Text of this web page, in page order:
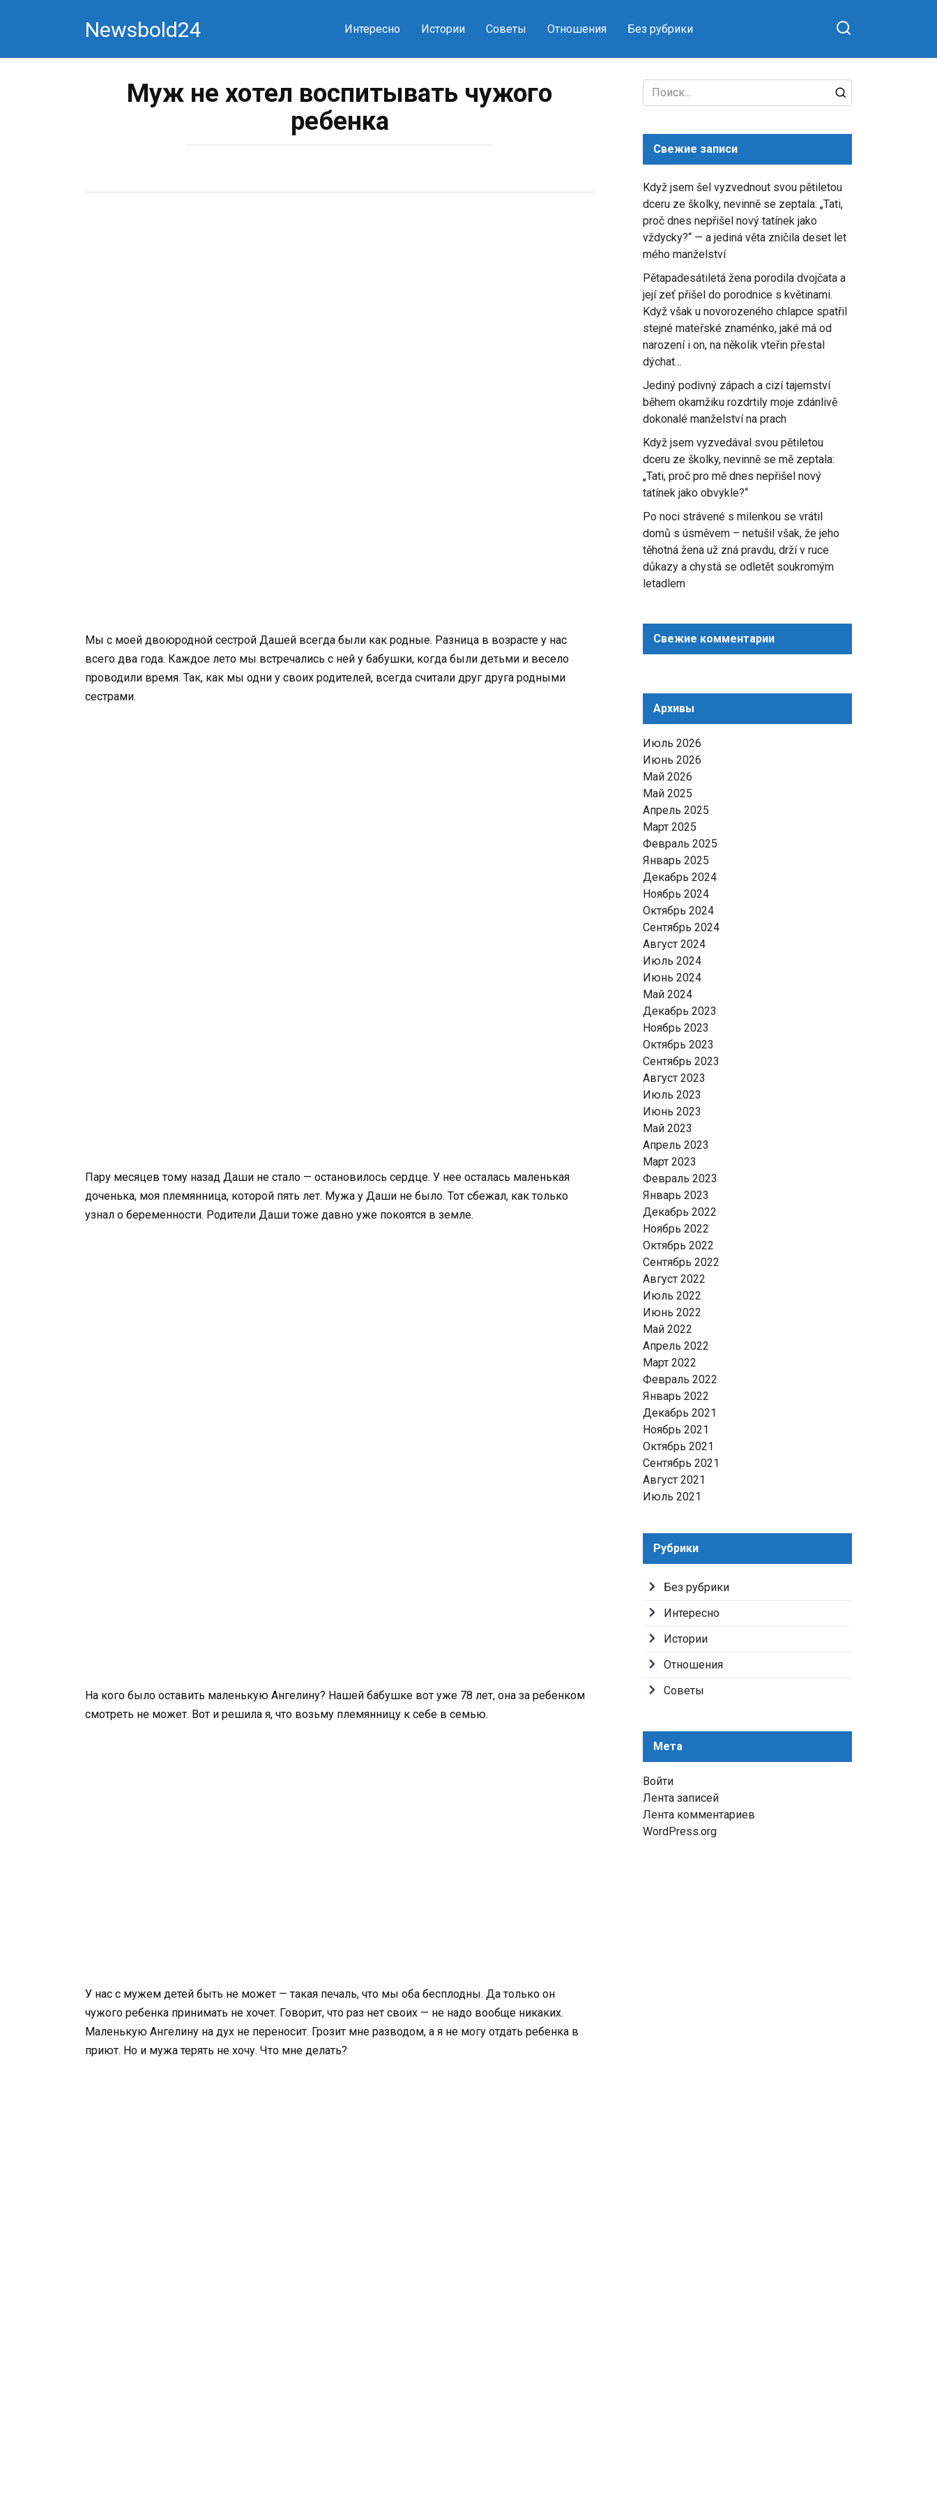
Newsbold24 Интересно Истории Советы Отношения Без рубрики
Муж не хотел воспитывать чужого
ребенка
Мы с моей двоюродной сестрой Дашей всегда были как родные. Разница в возрасте у нас
всего два года. Каждое лето мы встречались с ней у бабушки, когда были детьми и весело
проводили время. Так, как мы одни у своих родителей, всегда считали друг друга родными
сестрами.
Пару месяцев тому назад Даши не стало — остановилось сердце. У нее осталась маленькая
доченька, моя племянница, которой пять лет. Мужа у Даши не было. Тот сбежал, как только
узнал о беременности. Родители Даши тоже давно уже покоятся в земле.
На кого было оставить маленькую Ангелину? Нашей бабушке вот уже 78 лет, она за ребенком
смотреть не может. Вот и решила я, что возьму племянницу к себе в семью.
У нас с мужем детей быть не может — такая печаль, что мы оба бесплодны. Да только он
чужого ребенка принимать не хочет. Говорит, что раз нет своих — не надо вообще никаких.
Маленькую Ангелину на дух не переносит. Грозит мне разводом, а я не могу отдать ребенка в
приют. Но и мужа терять не хочу. Что мне делать?
Search
for:
Свежие записи
Když jsem šel vyzvednout svou pětiletou
dceru ze školky, nevinně se zeptala: „Tati,
proč dnes nepřišel nový tatínek jako
vždycky?“ — a jediná věta zničila deset let
mého manželství
Pětapadesátiletá žena porodila dvojčata a
její zeť přišel do porodnice s květinami.
Když však u novorozeného chlapce spatřil
stejné mateřské znaménko, jaké má od
narození i on, na několik vteřin přestal
dýchat…
Jediný podivný zápach a cizí tajemství
během okamžiku rozdrtily moje zdánlivě
dokonalé manželství na prach
Když jsem vyzvedával svou pětiletou
dceru ze školky, nevinně se mě zeptala:
„Tati, proč pro mě dnes nepřišel nový
tatínek jako obvykle?“
Po noci strávené s milenkou se vrátil
domů s úsměvem – netušil však, že jeho
těhotná žena už zná pravdu, drží v ruce
důkazy a chystá se odletět soukromým
letadlem
Свежие комментарии
Архивы
Июль 2026
Июнь 2026
Май 2026
Май 2025
Апрель 2025
Март 2025
Февраль 2025
Январь 2025
Декабрь 2024
Ноябрь 2024
Октябрь 2024
Сентябрь 2024
Август 2024
Июль 2024
Июнь 2024
Май 2024
Декабрь 2023
Ноябрь 2023
Октябрь 2023
Сентябрь 2023
Август 2023
Июль 2023
Июнь 2023
Май 2023
Апрель 2023
Март 2023
Февраль 2023
Январь 2023
Декабрь 2022
Ноябрь 2022
Октябрь 2022
Сентябрь 2022
Август 2022
Июль 2022
Июнь 2022
Май 2022
Апрель 2022
Март 2022
Февраль 2022
Январь 2022
Декабрь 2021
Ноябрь 2021
Октябрь 2021
Сентябрь 2021
Август 2021
Июль 2021
Рубрики
Без рубрики
Интересно
Истории
Отношения
Советы
Мета
Войти
Лента записей
Лента комментариев
WordPress.org